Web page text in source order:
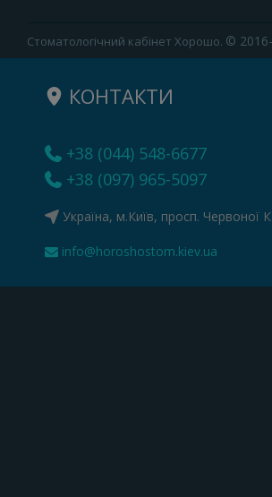
Стоматологічний кабінет Хорошо. ©
КОНТАКТИ
+38 (044) 548-6677
+38 (097) 965-5097
Україна, м.Київ, просп. Червоної
info@horoshostom.kiev.ua